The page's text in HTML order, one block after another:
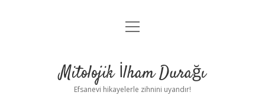
Anasayfa
Yasal Uyarı
menüyü
Mitolojik İlham Durağı
Efsanevi hikayelerle zihnini uyandır!